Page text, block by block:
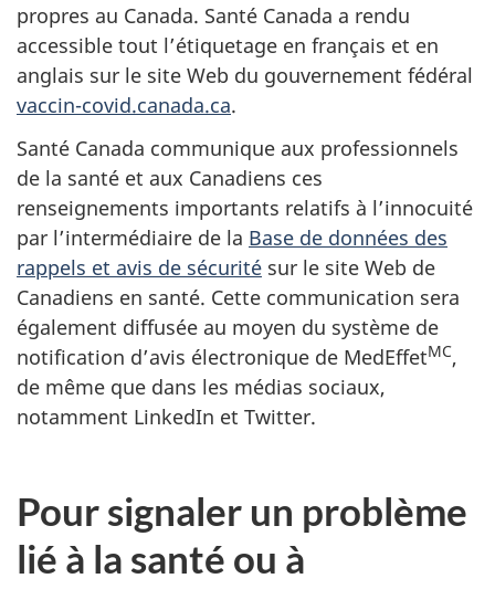
propres au Canada. Santé Canada a rendu
accessible tout l’étiquetage en français et en
anglais sur le site Web du gouvernement fédéral
vaccin-covid.canada.ca.
Santé Canada communique aux professionnels
de la santé et aux Canadiens ces
renseignements importants relatifs à l’innocuité
par l’intermédiaire de la Base de données des
rappels et avis de sécurité sur le site Web de
Canadiens en santé. Cette communication sera
également diffusée au moyen du système de
notification d’avis électronique de MedEffetMC,
de même que dans les médias sociaux,
notamment LinkedIn et Twitter.
Pour signaler un problème
lié à la santé ou à